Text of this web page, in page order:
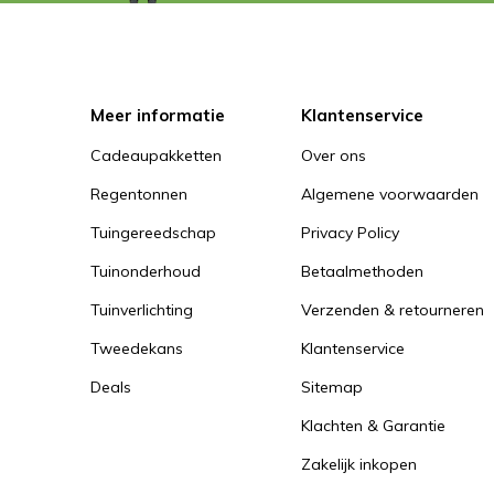
Meer informatie
Cadeaupakketten
Regentonnen
Tuingereedschap
Tuinonderhoud
Tuinverlichting
Tweedekans
Deals
Klantenservice
Over ons
Algemene voorwaarden
Privacy Policy
Betaalmethoden
Verzenden & retourneren
Klantenservice
Sitemap
Klachten & Garantie
Zakelijk inkopen